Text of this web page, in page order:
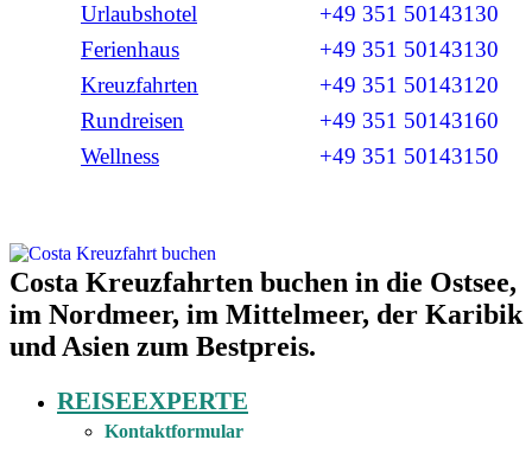
Urlaubshotel
+49 351 50143130
Ferienhaus
+49 351 50143130
Kreuzfahrten
+49 351 50143120
Rundreisen
+49 351 50143160
Wellness
+49 351 50143150
Costa Kreuzfahrten zum Bestpreis
Costa Kreuzfahrten buchen in die Ostsee,
im Nordmeer, im Mittelmeer, der Karibik
und Asien zum Bestpreis.
REISEEXPERTE
Kontaktformular